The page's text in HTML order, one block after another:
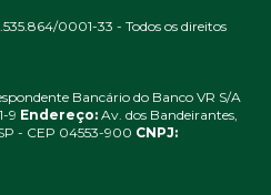
0001-33 - Todos os direitos
Bancário do Banco VR S/A
9 Endereço: Av. dos Bandeirantes,
- CEP 04553-900 CNPJ: